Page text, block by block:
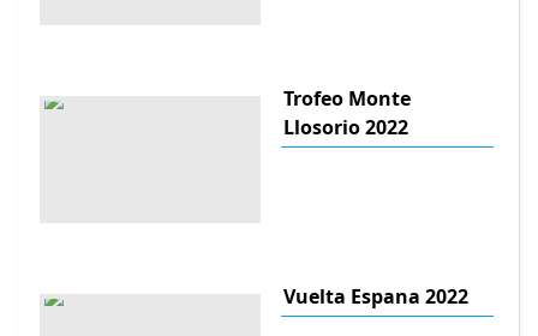
Trofeo Monte
Llosorio 2022
Vuelta Espana 2022